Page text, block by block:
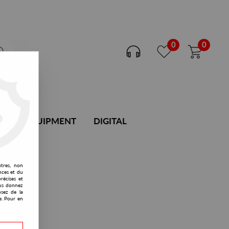
0 0
DJ EQUIPMENT DIGITAL
non
et du
et
donnez
de la
Pour en